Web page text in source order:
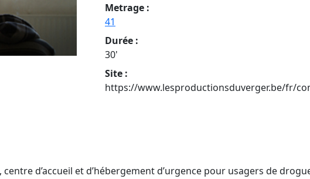
Metrage :
41
Durée :
30'
Site :
https://www.lesproductionsduverger.be/fr/
d’accueil et d’hébergement d’urgence pour usagers de